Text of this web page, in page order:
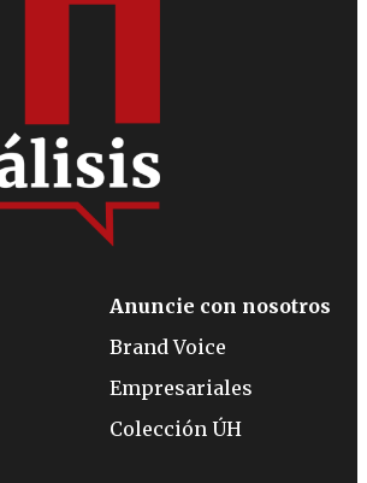
Anuncie con nosotros
Brand Voice
Empresariales
Colección ÚH